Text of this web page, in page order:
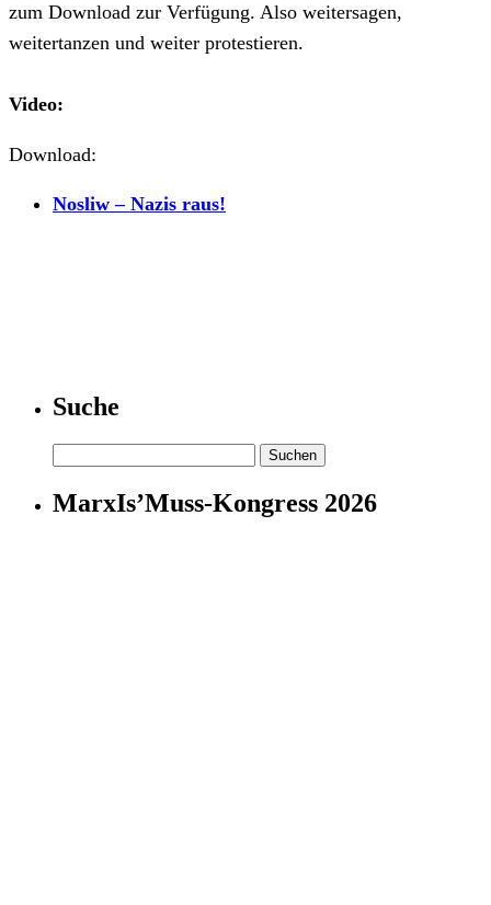
zum Download zur Verfügung. Also weitersagen,
weitertanzen und weiter protestieren.
Video:
Download:
Nosliw – Nazis raus!
Suche
nach:
MarxIs’Muss-Kongress 2026